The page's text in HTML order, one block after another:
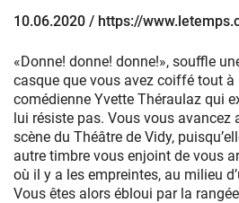
10.06.2020 / https://
«Donne! donne! donne!», souffle
casque que vous avez coiffé tout à
comédienne Yvette Théraulaz qui
lui résiste pas. Vous vous avancez
scène du Théâtre de Vidy,
autre timbre vous enjoint de vous
où il y a les empreintes, au milieu
Vous êtes alors ébloui par la